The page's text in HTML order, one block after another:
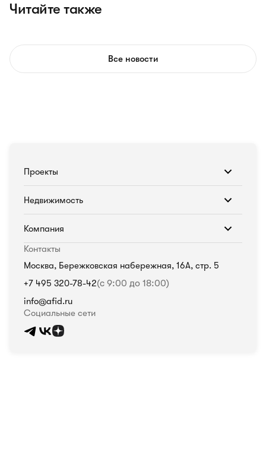
Читайте также
Все новости
Проекты
Недвижимость
Компания
Контакты
Москва, Бережковская набережная, 16А, стр. 5
+7 495 320-78-42(с 9:00 до 18:00)
info@afid.ru
Социальные сети